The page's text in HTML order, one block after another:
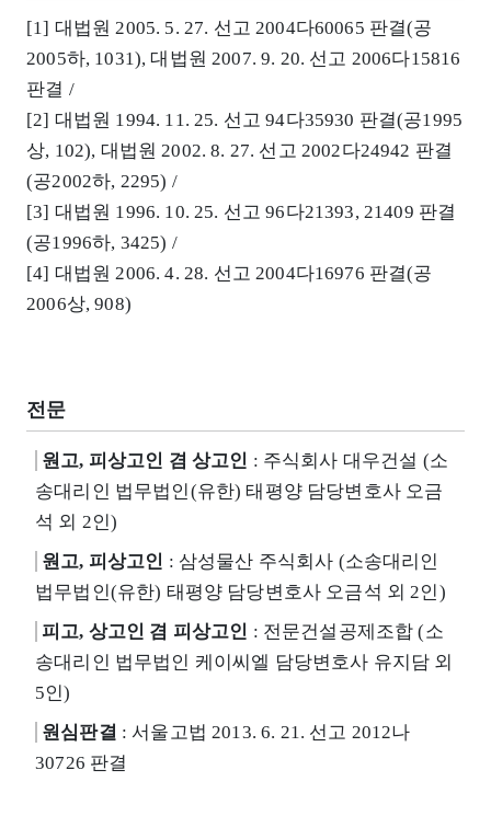
[1] 대법원 2005. 5. 27. 선고 2004다60065 판결(공
2005하, 1031), 대법원 2007. 9. 20. 선고 2006다15816
판결 /
[2] 대법원 1994. 11. 25. 선고 94다35930 판결(공1995
상, 102), 대법원 2002. 8. 27. 선고 2002다24942 판결
(공2002하, 2295) /
[3] 대법원 1996. 10. 25. 선고 96다21393, 21409 판결
(공1996하, 3425) /
[4] 대법원 2006. 4. 28. 선고 2004다16976 판결(공
2006상, 908)
전문
원고, 피상고인 겸 상고인 : 주식회사 대우건설 (소
송대리인 법무법인(유한) 태평양 담당변호사 오금
석 외 2인)
원고, 피상고인 : 삼성물산 주식회사 (소송대리인
법무법인(유한) 태평양 담당변호사 오금석 외 2인)
피고, 상고인 겸 피상고인 : 전문건설공제조합 (소
송대리인 법무법인 케이씨엘 담당변호사 유지담 외
5인)
원심판결 : 서울고법 2013. 6. 21. 선고 2012나
30726 판결